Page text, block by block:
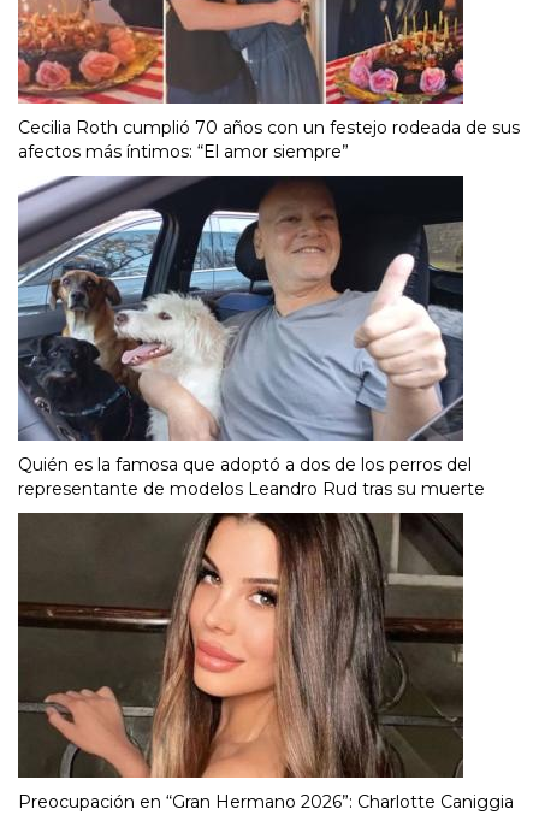
Cecilia Roth cumplió 70 años con un festejo rodeada de sus
afectos más íntimos: “El amor siempre”
Quién es la famosa que adoptó a dos de los perros del
representante de modelos Leandro Rud tras su muerte
Preocupación en “Gran Hermano 2026”: Charlotte Caniggia